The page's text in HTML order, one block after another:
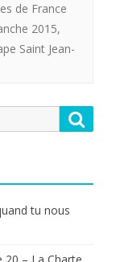
de France
2015,
Saint Jean-
tu nous